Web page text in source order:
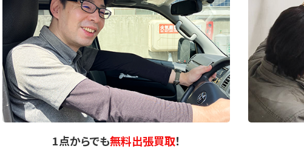
1点からでも無料出張買取！